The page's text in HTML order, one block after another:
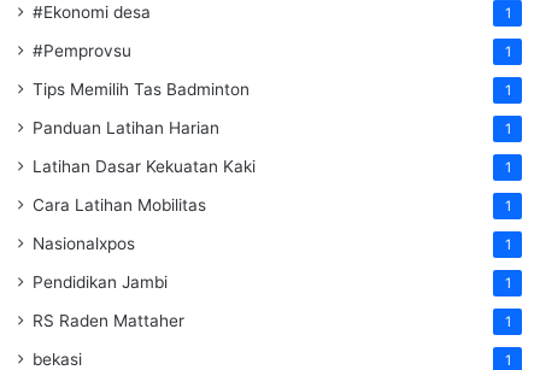
#Ekonomi desa 1
#Pemprovsu 1
Tips Memilih Tas Badminton 1
Panduan Latihan Harian 1
Latihan Dasar Kekuatan Kaki 1
Cara Latihan Mobilitas 1
Nasionalxpos 1
Pendidikan Jambi 1
RS Raden Mattaher 1
bekasi 1